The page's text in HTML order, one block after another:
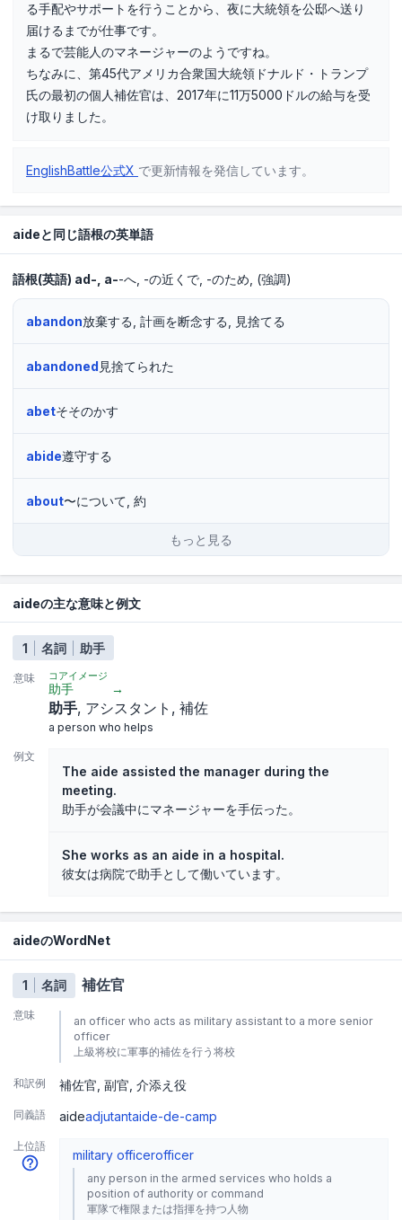
る手配やサポートを行うことから、夜に大統領を公邸へ送り
届けるまでが仕事です。
まるで芸能人のマネージャーのようですね。
ちなみに、第45代アメリカ合衆国大統領ドナルド・トランプ
氏の最初の個人補佐官は、2017年に11万5000ドルの給与を受
け取りました。
EnglishBattle公式X で更新情報を発信しています。
aideと同じ語根の英単語
語根(英語) ad-, a--へ -の近くで -のため (強調)
abandon放棄する, 計画を断念する, 見捨てる
abandoned 見捨てられた
abetそそのかす
abide遵守する
about〜について, 約
もっと見る
aideの主な意味と例文
1 名詞 助手
意味 コアイメージ
助手 →
助手 アシスタント 補佐
a person who helps
例文
The aide assisted the manager during the
meeting.
助手が会議中にマネージャーを手伝った。
She works as an aide in a hospital.
彼女は病院で助手として働いています。
aideのWordNet
1 名詞 補佐官
意味
an officer who acts as military assistant to a more senior
officer
上級将校に軍事的補佐を行う将校
和訳例 補佐官 副官 介添え役
同義語 aideadjutantaide-de-camp
上位語
military officerofficer
any person in the armed services who holds a
position of authority or command
軍隊で権限または指揮を持つ人物